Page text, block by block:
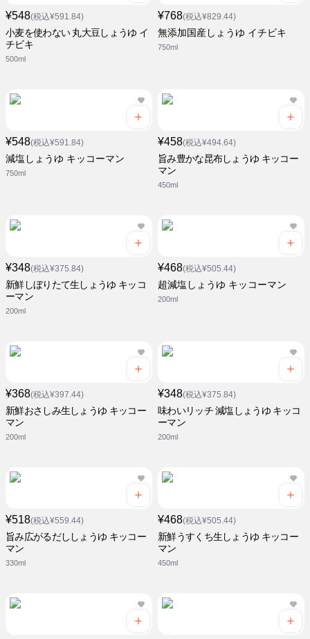
¥548(税込¥591.84)
小麦を使わない 丸大豆しょうゆ イ
チビキ
500ml
¥768(税込¥829.44)
無添加国産しょうゆ イチビキ
750ml
¥548(税込¥591.84)
減塩しょうゆ キッコーマン
750ml
¥458(税込¥494.64)
旨み豊かな昆布しょうゆ キッコー
マン
450ml
¥348(税込¥375.84)
新鮮しぼりたて生しょうゆ キッコ
ーマン
200ml
¥468(税込¥505.44)
超減塩しょうゆ キッコーマン
200ml
¥368(税込¥397.44)
新鮮おさしみ生しょうゆ キッコー
マン
200ml
¥348(税込¥375.84)
味わいリッチ 減塩しょうゆ キッコ
ーマン
200ml
¥518(税込¥559.44)
旨み広がるだししょうゆ キッコー
マン
330ml
¥468(税込¥505.44)
新鮮うすくち生しょうゆ キッコー
マン
450ml